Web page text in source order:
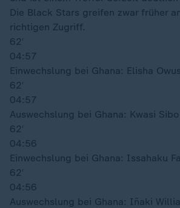
Die Black Stars greifen zwar früher
richtigen Zugriff.
62′
04:57
Einwechslung bei Ghana: Elisha
62′
04:57
Auswechslung bei Ghana: Kwasi Sibo
62′
04:56
Einwechslung bei Ghana: Issahaku
62′
04:56
Auswechslung bei Ghana: Iñaki